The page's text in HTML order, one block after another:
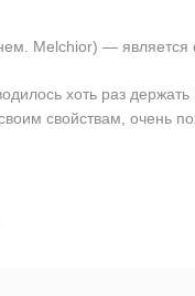
Melchior) — является
хоть раз
свойствам, очень